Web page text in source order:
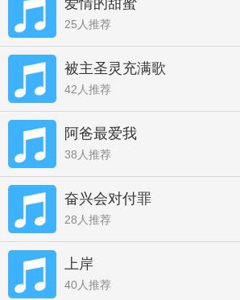
爱情的甜蜜
25人推荐
被主圣灵充满歌
42人推荐
阿爸最爱我
38人推荐
奋兴会对付罪
28人推荐
上岸
40人推荐